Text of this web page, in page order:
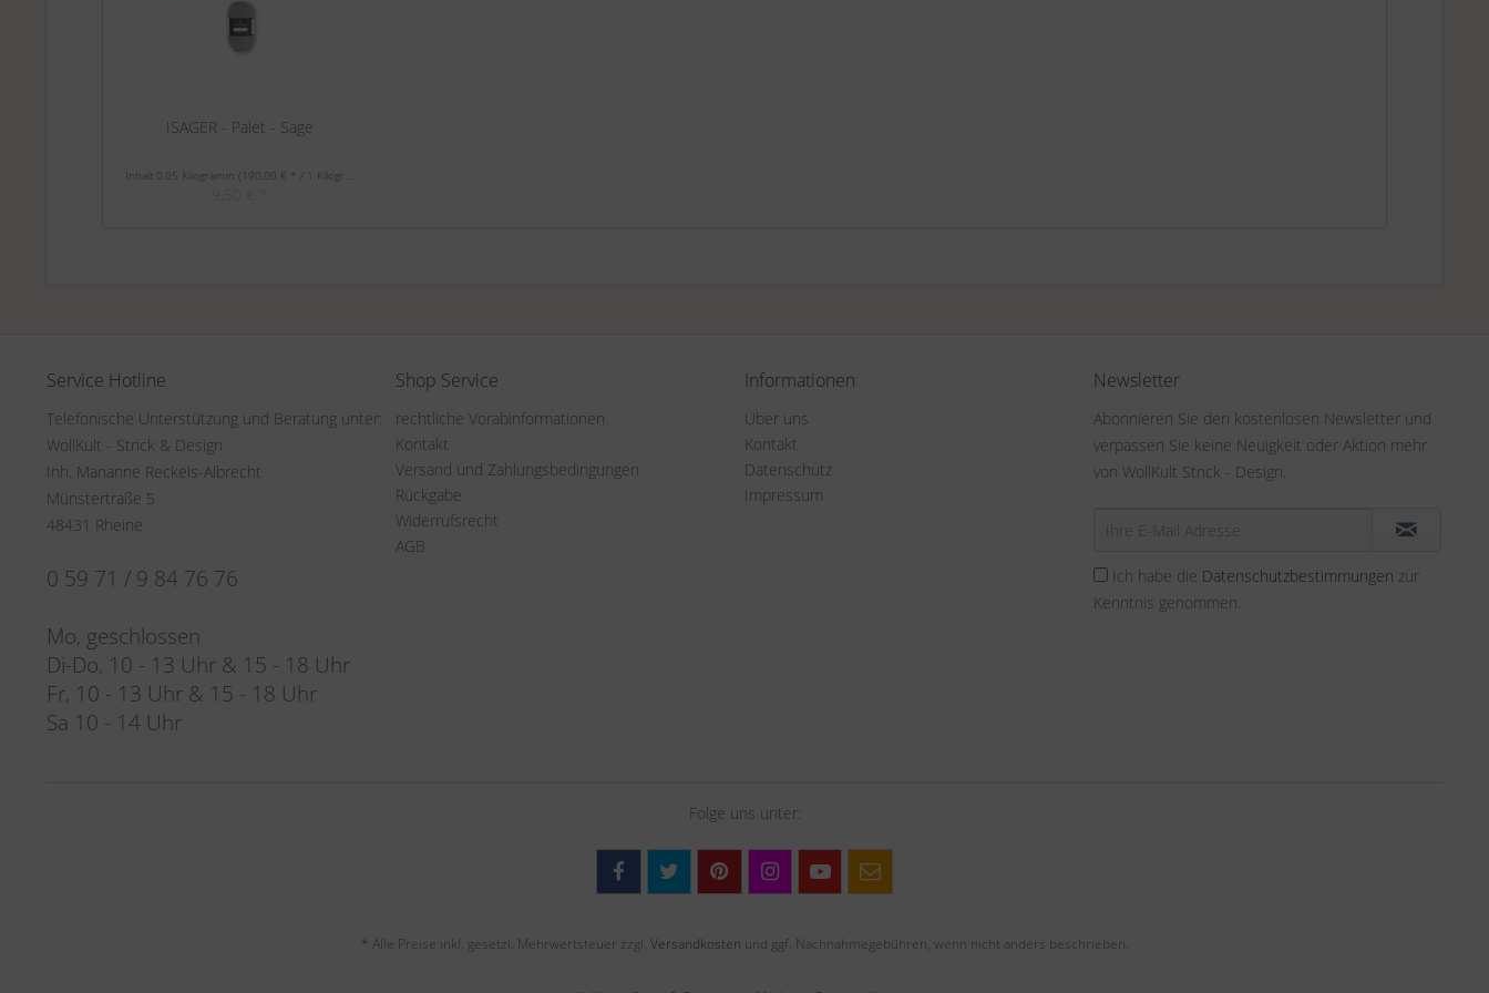
ISAGER - Palet - Sage
Inhalt 0.05 Kilogramm (190,00 € * / 1 Kilogramm)
Service Hotline
Telefonische Unterstützung und Beratung unter:
WollKult - Strick & Design
Inh. Marianne Reckels-Albrecht
Münstertraße 5
48431 Rheine
0 59 71 / 9 84 76 76
Mo, geschlossen
Di-Do, 10 - 13 Uhr & 15 - 18 Uhr
Fr, 10 - 13 Uhr & 15 - 18 Uhr
Sa 10 - 14 Uhr
Shop Service
rechtliche Vorabinformationen
Kontakt
Versand und Zahlungsbedingungen
Rückgabe
Widerrufsrecht
AGB
Informationen
Über uns
Kontakt
Datenschutz
Impressum
Newsletter
Abonnieren Sie den kostenlosen Newsletter und
verpassen Sie keine Neuigkeit oder Aktion mehr
von WollKult Strick - Design.
Ich habe die Datenschutzbestimmungen zur
Kenntnis genommen.
Folge uns unter:
* Alle Preise inkl. gesetzl. Mehrwertsteuer zzgl. Versandkosten und ggf. Nachnahmegebühren, wenn nicht anders beschrieben.